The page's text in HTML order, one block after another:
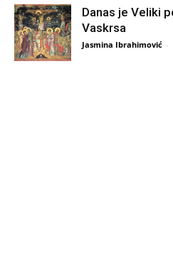
Danas je Veliki
Vaskrsa
Jasmina Ibrahimović -